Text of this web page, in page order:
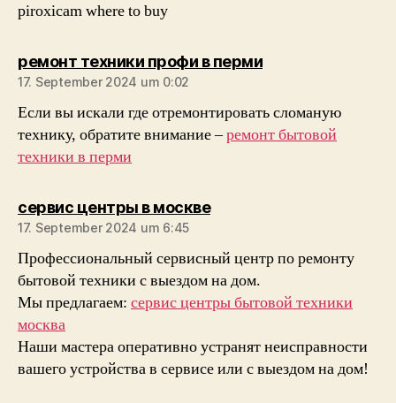
piroxicam where to buy
ремонт техники профи в пермиsagt:
17. September 2024 um 0:02
Если вы искали где отремонтировать сломаную
технику, обратите внимание –ремонт бытовой
техники в перми
сервис центры в москвеsagt:
17. September 2024 um 6:45
Профессиональный сервисный центр по ремонту
бытовой техники с выездом на дом.
Мы предлагаем: сервис центры бытовой техники
москва
Наши мастера оперативно устранят неисправности
вашего устройства в сервисе или с выездом на дом!